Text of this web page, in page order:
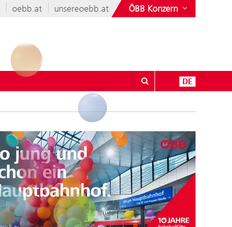
oebb.at unsereoebb.at ÖBB Konzern
DE